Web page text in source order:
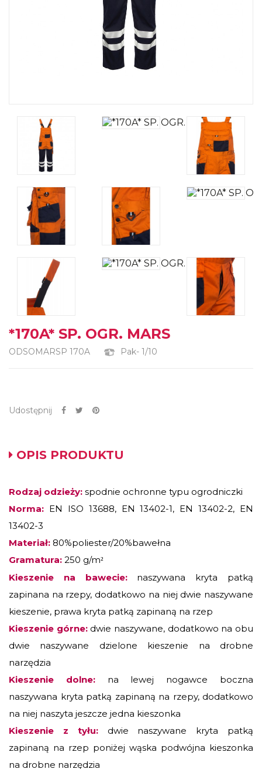
*170A* SP. OGR. MARS
ODSOMARSP 170A Pak- 1/10
Udostępnij
OPIS PRODUKTU
Rodzaj odzieży: spodnie ochronne typu ogrodniczki
Norma: EN ISO 13688, EN 13402-1, EN 13402-2, EN
13402-3
Materiał: 80%poliester/20%bawełna
Gramatura: 250 g/m²
Kieszenie na bawecie: naszywana kryta patką
zapinana na rzepy, dodatkowo na niej dwie naszywane
kieszenie, prawa kryta patką zapinaną na rzep
Kieszenie górne:dwie naszywane, dodatkowo na obu
dwie naszywane dzielone kieszenie na drobne
narzędzia
Kieszenie dolne: na lewej nogawce boczna
naszywana kryta patką zapinaną na rzepy, dodatkowo
na niej naszyta jeszcze jedna kieszonka
Kieszenie z tyłu: dwie naszywane kryta patką
zapinaną na rzep poniżej wąska podwójna kieszonka
na drobne narzędzia